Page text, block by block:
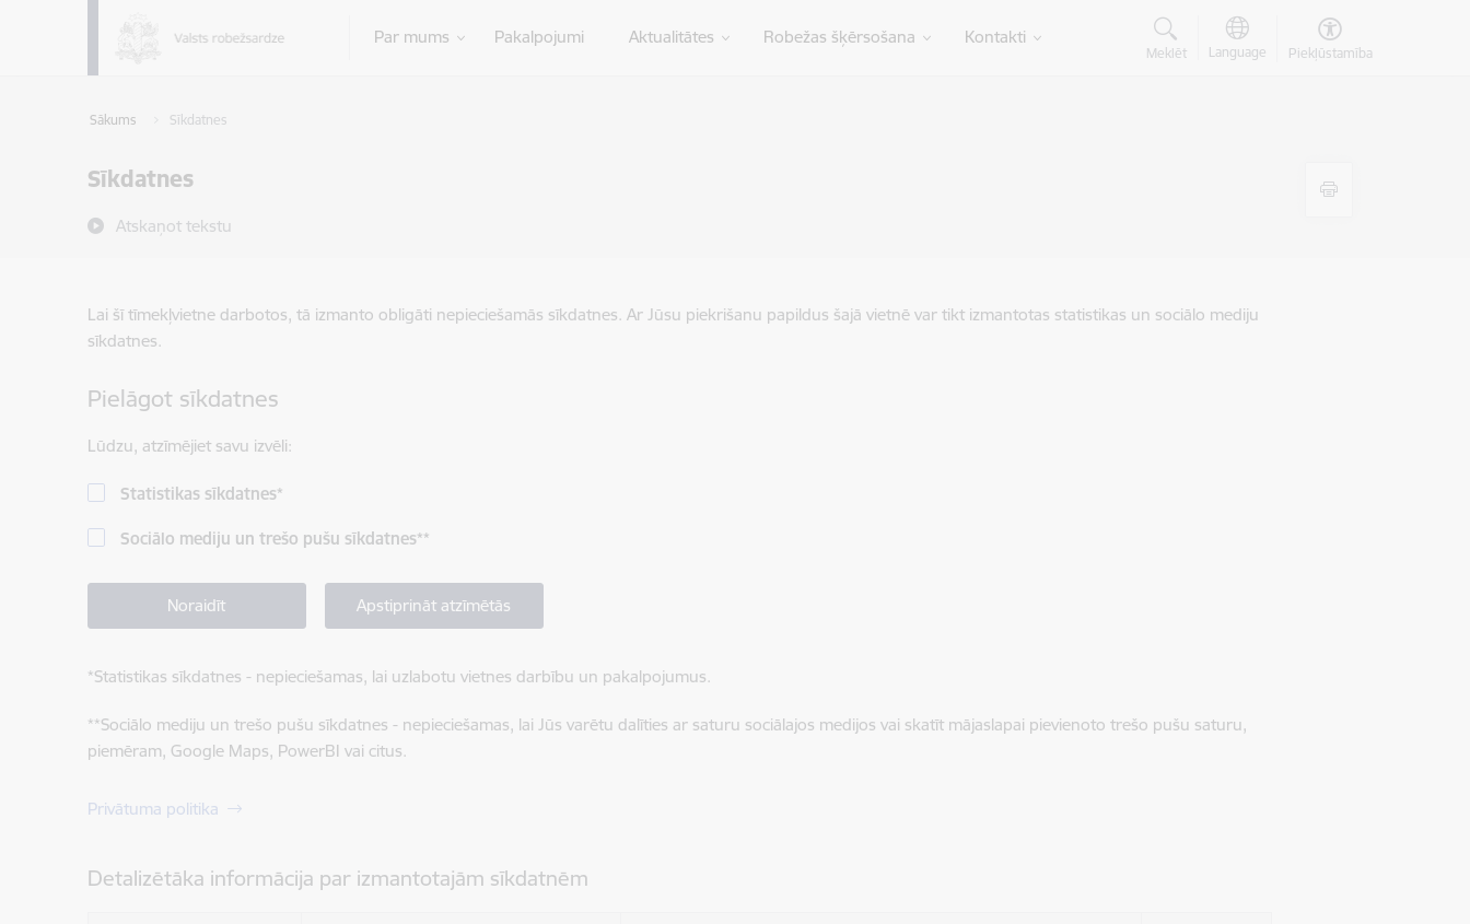
Par mums Pakalpojumi Aktualitātes Robežas šķērsošana Kontakti
Meklēt Language Piekļūstamība
Sākums Sīkdatnes
Sīkdatnes
Atskaņot tekstu
Lai šī tīmekļvietne darbotos, tā izmanto obligāti nepieciešamās sīkdatnes. Ar Jūsu piekrišanu papildus šajā vietnē var tikt izmantotas statistikas un sociālo mediju
sīkdatnes.
Pielāgot sīkdatnes
Lūdzu, atzīmējiet savu izvēli:
Statistikas sīkdatnes*
Sociālo mediju un trešo pušu sīkdatnes**
Noraidīt Apstiprināt atzīmētās
*Statistikas sīkdatnes - nepieciešamas, lai uzlabotu vietnes darbību un pakalpojumus.
**Sociālo mediju un trešo pušu sīkdatnes - nepieciešamas, lai Jūs varētu dalīties ar saturu sociālajos medijos vai skatīt mājaslapai pievienoto trešo pušu saturu,
piemēram, Google Maps, PowerBI vai citus.
Privātuma politika
Detalizētāka informācija par izmantotajām sīkdatnēm